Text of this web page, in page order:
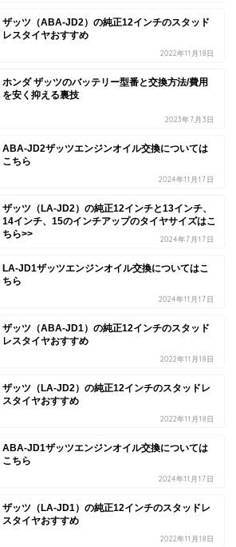
ザッツ（ABA-JD2）の純正12インチのスタッド
レスタイヤおすすめ
2022年11月18日
ホンダ ザッツのバッテリー型番と交換方法/費用
を安く抑える裏技
2023年7月3日
ABA-JD2ザッツエンジンオイル交換については
こちら
2024年11月17日
ザッツ（LA-JD2）の純正12インチと13インチ、
14インチ、15のインチアップのタイヤサイズはこ
ちら>>
2024年7月17日
LA-JD1ザッツエンジンオイル交換についてはこ
ちら
2024年11月17日
ザッツ（ABA-JD1）の純正12インチのスタッド
レスタイヤおすすめ
2022年11月18日
ザッツ（LA-JD2）の純正12インチのスタッドレ
スタイヤおすすめ
2022年11月18日
ABA-JD1ザッツエンジンオイル交換については
こちら
2024年11月17日
ザッツ（LA-JD1）の純正12インチのスタッドレ
スタイヤおすすめ
2022年11月18日